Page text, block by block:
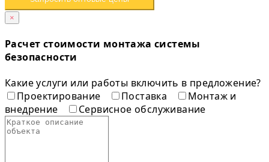
×
Расчет стоимости монтажа системы
безопасности
Какие услуги или работы включить в предложение?
Проектирование
Поставка
Монтаж и
внедрение
Сервисное обслуживание